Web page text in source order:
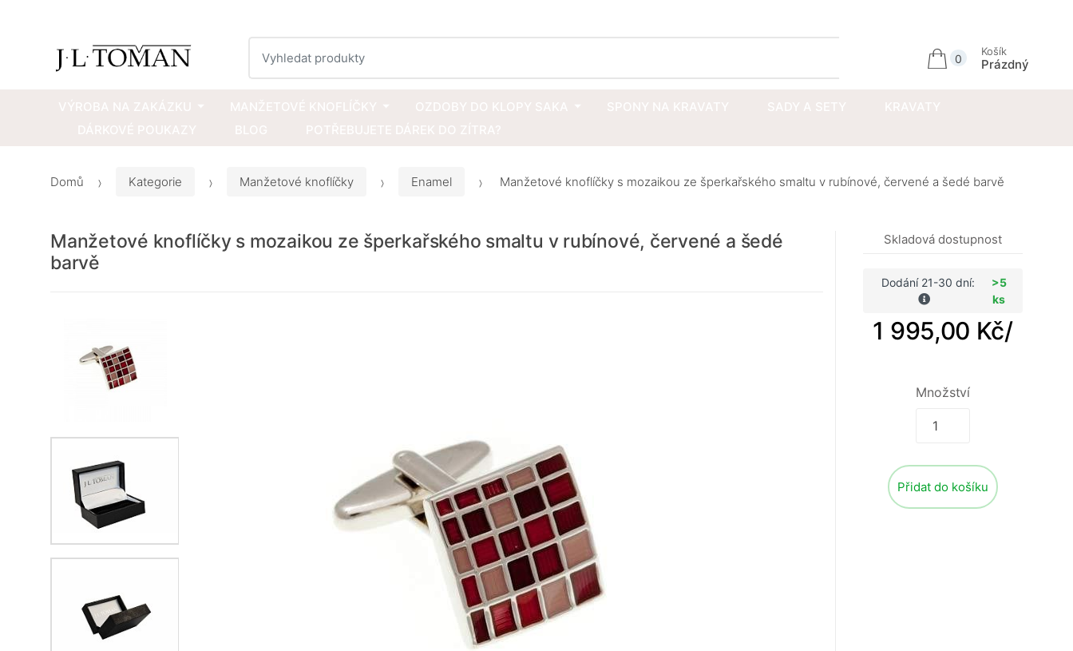
0
Košík
Prázdný
Domů Kategorie Manžetové knoflíčky Enamel Manžetové knoflíčky s mozaikou ze šperkařského smaltu v rubínové, červené a šedé barvě
Manžetové knoflíčky s mozaikou ze šperkařského smaltu v rubínové, červené a šedé
barvě
Skladová dostupnost
Dodání 21-30 dní:
>5
ks
1 995,00 Kč/
Množství
Přidat do košíku